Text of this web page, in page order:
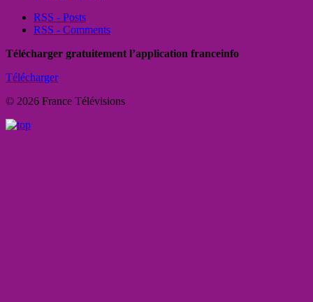
RSS - Posts
RSS - Comments
Télécharger gratuitement l’application franceinfo
Télécharger
© 2026 France Télévisions